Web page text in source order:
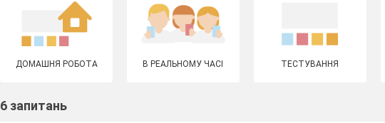
ДОМАШНЯ РОБОТА В РЕАЛЬНОМУ ЧАСІ ТЕСТУВАННЯ
6 запитань